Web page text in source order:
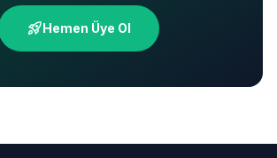
rocket_launchHemen Üye Ol